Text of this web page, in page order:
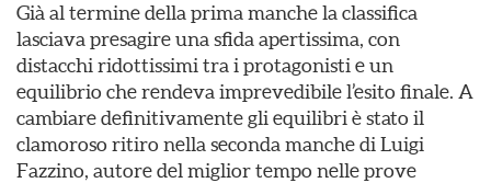
Già al termine della prima manche la classifica
lasciava presagire una sfida apertissima, con
distacchi ridottissimi tra i protagonisti e un
equilibrio che rendeva imprevedibile l’esito finale. A
cambiare definitivamente gli equilibri è stato il
clamoroso ritiro nella seconda manche di Luigi
Fazzino, autore del miglior tempo nelle prove